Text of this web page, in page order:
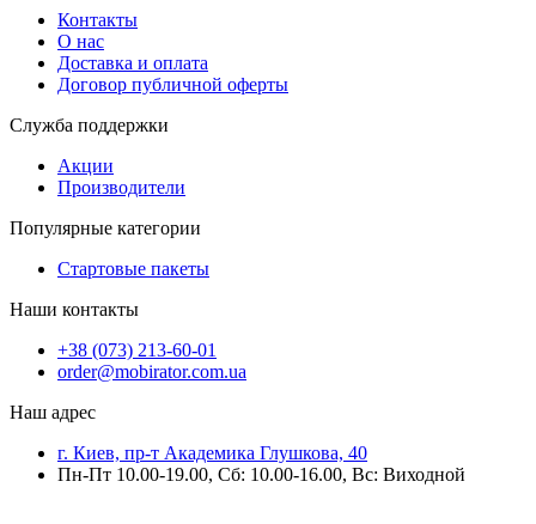
Контакты
О нас
Доставка и оплата
Договор публичной оферты
Служба поддержки
Акции
Производители
Популярные категории
Стартовые пакеты
Наши контакты
+38 (073) 213-60-01
order@mobirator.com.ua
Наш адрес
г. Киев, пр-т Академика Глушкова, 40
Пн-Пт 10.00-19.00, Cб: 10.00-16.00, Вс: Виходной